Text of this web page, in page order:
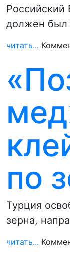
Российский
должен был
читать...
по
Турция
зерна,
читать...